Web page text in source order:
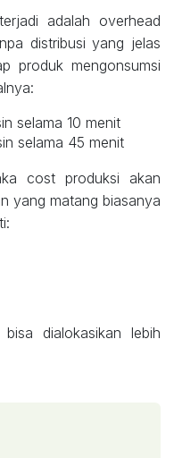
adalah overhead
distribusi yang jelas
produk mengonsumsi
selama 10 menit
selama 45 menit
cost produksi akan
yang matang biasanya
dialokasikan lebih